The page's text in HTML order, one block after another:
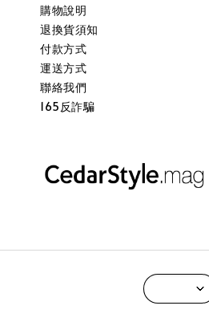
購物說明
退換貨須知
付款方式
運送方式
聯絡我們
165反詐騙